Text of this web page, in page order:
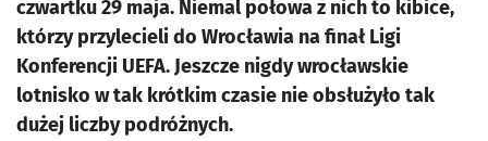
czwartku 29 maja. Niemal połowa z nich to kibice,
którzy przylecieli do Wrocławia na finał Ligi
Konferencji UEFA. Jeszcze nigdy wrocławskie
lotnisko w tak krótkim czasie nie obsłużyło tak
dużej liczby podróżnych.